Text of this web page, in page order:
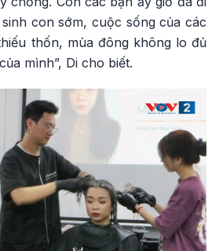
con sớm, cuộc sống của các
thốn, mùa đông không lo đủ
mình”, Di cho biết.